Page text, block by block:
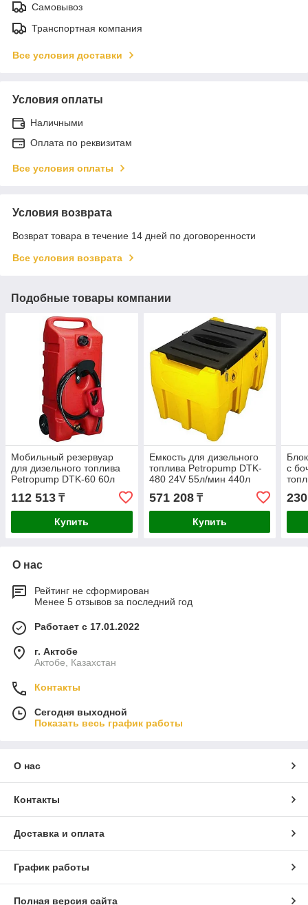
Самовывоз
Транспортная компания
Все условия доставки
Условия оплаты
Наличными
Оплата по реквизитам
Все условия оплаты
Условия возврата
Возврат товара в течение 14 дней по договоренности
Все условия возврата
Подобные товары компании
Мобильный резервуар
для дизельного топлива
Petropump DTK-60 60л
112 513 ₸
Купить
Емкость для дизельного
топлива Petropump DTK-
480 24V 55л/мин 440л
571 208₸
Купить
с
О нас
Рейтинг не сформирован
Менее 5 отзывов за последний год
Работает с 17.01.2022
г. Актобе
Актобе, Казахстан
Контакты
Сегодня выходной
Показать весь график работы
О нас
Контакты
Доставка и оплата
График работы
Полная версия сайта